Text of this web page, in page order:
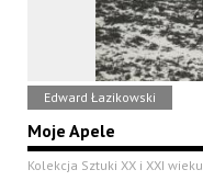
Edward Łazikowski
Moje Apele
Kolekcja Sztuki XX i XXI wieku